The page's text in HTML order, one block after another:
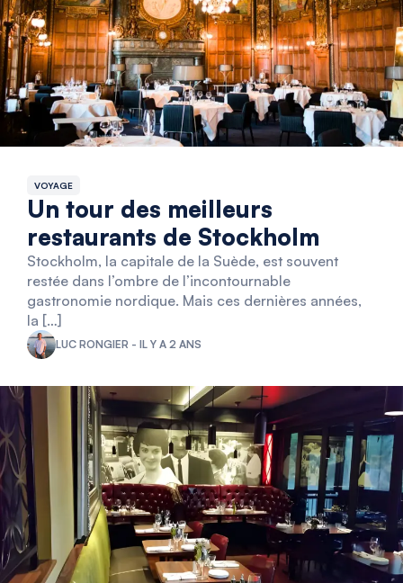
VOYAGE
Un tour des meilleurs
restaurants de Stockholm
Stockholm, la capitale de la Suède, est souvent
restée dans l’ombre de l’incontournable
gastronomie nordique. Mais ces dernières années,
la […]
LUC RONGIER - IL Y A 2 ANS